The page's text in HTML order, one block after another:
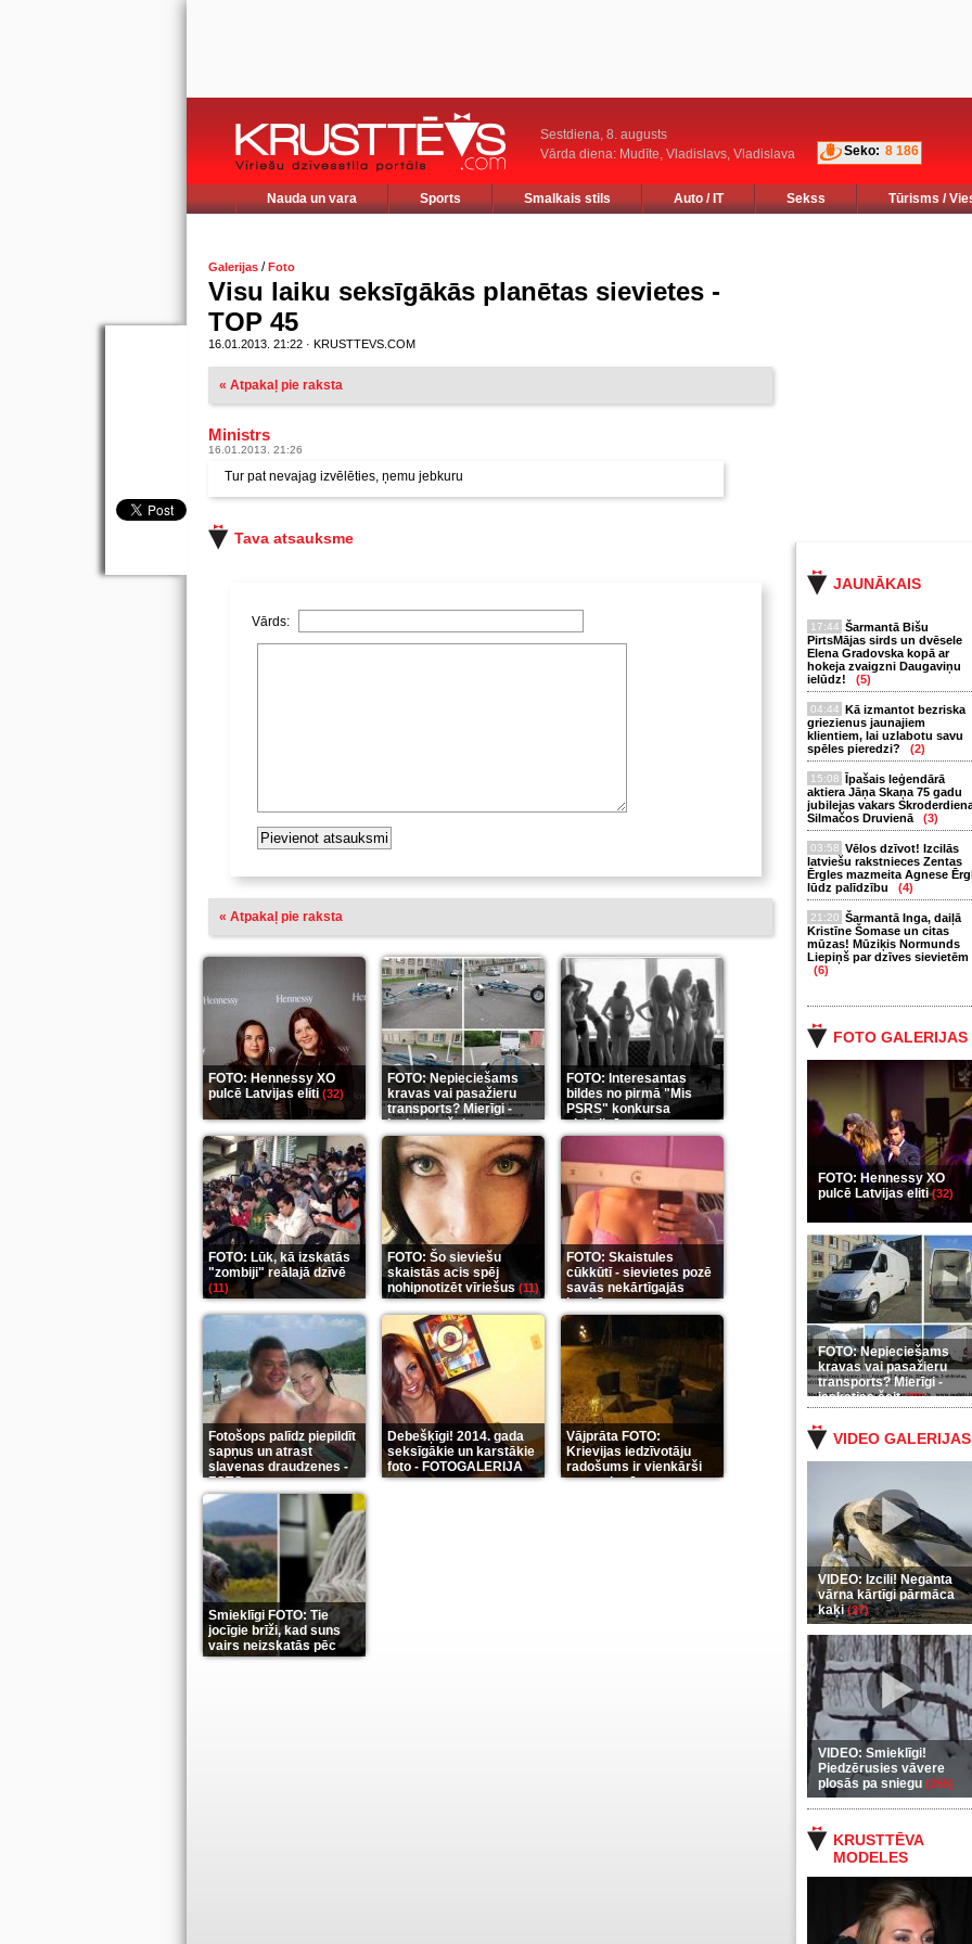
Sestdiena, 8. augusts
Vārda diena: Mudīte, Vladislavs, Vladislava
Seko: 8 186
Nauda un vara Sports Smalkais stils Auto / IT Sekss Tūrisms /
JAUNĀKAIS
17:44 Šarmantā Bišu
PirtsMājas sirds un dvēsele
Elena Gradovska kopā ar
hokeja zvaigzni Daugaviņu
ielūdz!
(5)
04:44 Kā izmantot bezriska
griezienus jaunajiem
klientiem, lai uzlabotu savu
spēles pieredzi?
(2)
15:08 Īpašais leģendārā
aktiera Jāņa Skaņa 75 gadu
jubilejas vakars
Silmačos Druvienā
(3)
03:58 Vēlos dzīvot! Izcilās
latviešu rakstnieces Zentas
Ērgles mazmeita Agnese
lūdz palīdzību
(4)
21:20 Šarmantā Inga, daiļā
Kristīne Šomase un citas
mūzas! Mūziķis Normunds
Liepiņš par dzīves sievietēm
(6)
FOTO GALERIJAS
FOTO: Hennessy XO
pulcē Latvijas eliti(32)
FOTO: Nepieciešams
kravas vai pasažieru
transports? Mierīgi -
ieskaties šeit(35)
VIDEO GALERIJAS
VIDEO: Izcili! Neganta
vārna kārtīgi pārmāca
kaķi(37)
VIDEO: Smieklīgi!
Piedzērusies vāvere
plosās pa sniegu (255)
KRUSTTĒVA
MODELES
Galerijas /Foto
Visu laiku seksīgākās planētas sievietes -
TOP 45
16.01.2013. 21:22 · KRUSTTEVS.COM
« Atpakaļ pie raksta
Ministrs
16.01.2013. 21:26
Tur pat nevajag izvēlēties, ņemu jebkuru
Tava atsauksme
Vārds:
« Atpakaļ pie raksta
FOTO: Hennessy XO
pulcē Latvijas eliti(32)
FOTO: Nepieciešams
kravas vai pasažieru
transports? Mierīgi -
ieskaties šeit(35)
FOTO: Interesantas
bildes no pirmā "Mis
PSRS" konkursa
aizkulisēm(12)
FOTO: Lūk, kā izskatās
"zombiji" reālajā dzīvē
(11)
FOTO: Šo sieviešu
skaistās acis spēj
nohipnotizēt vīriešus (11)
FOTO: Skaistules
cūkkūtī - sievietes pozē
savās nekārtīgajās
istabās(12)
Fotošops palīdz piepildīt
sapņus un atrast
slavenas draudzenes -
FOTO(13)
Debešķīgi! 2014. gada
seksīgākie un karstākie
foto - FOTOGALERIJA
(9)
Vājprāta FOTO:
Krievijas iedzīvotāju
radošums ir vienkārši
neaprakstāms(7)
Smieklīgi FOTO: Tie
jocīgie brīži, kad suns
vairs neizskatās pēc
suņa(11)